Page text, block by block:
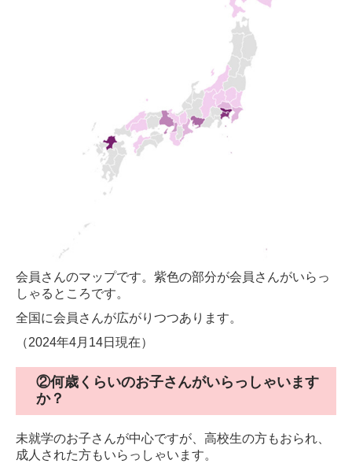
会員アンケート結果
先輩パパ・ママの体験談
会員さんのマップです。紫色の部分が会員さんがいらっ
しゃるところです。
全国に会員さんが広がりつつあります。
（2024年4月14日現在）
②何歳くらいのお子さんがいらっしゃいます
か？
未就学のお子さんが中心ですが、高校生の方もおられ、
成人された方もいらっしゃいます。